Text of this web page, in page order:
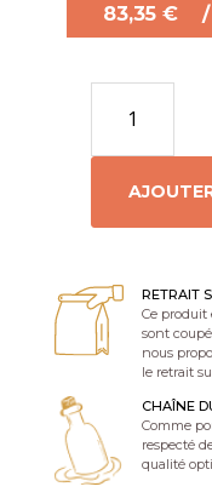
83,35 €
quantité
Saumon
origine
tranché
poids
moyen
1,3Kg
RETRAIT
Ce produit
sont
nous
le retrait
CHAÎNE
Comme
respecté
qualité